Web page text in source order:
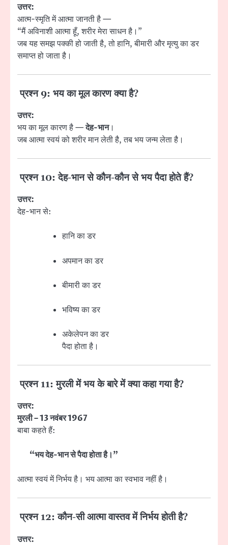
उत्तर:
आत्म-स्मृति में आत्मा जानती है —
“मैं अविनाशी आत्मा हूँ, शरीर मेरा साधन है।”
जब यह समझ पक्की हो जाती है, तो हानि, बीमारी और मृत्यु का डर
समाप्त हो जाता है।
प्रश्न 9: भय का मूल कारण क्या है?
उत्तर:
भय का मूल कारण है —देह-भान।
जब आत्मा स्वयं को शरीर मान लेती है, तब भय जन्म लेता है।
प्रश्न 10: देह-भान से कौन-कौन से भय पैदा होते हैं?
उत्तर:
देह-भान से:
हानि का डर
अपमान का डर
बीमारी का डर
भविष्य का डर
अकेलेपन का डर
पैदा होता है।
प्रश्न 11: मुरली में भय के बारे में क्या कहा गया है?
उत्तर:
मुरली – 13 नवंबर 1967
बाबा कहते हैं:
“भय देह-भान से पैदा होता है।”
आत्मा स्वयं में निर्भय है। भय आत्मा का स्वभाव नहीं है।
प्रश्न 12: कौन-सी आत्मा वास्तव में निर्भय होती है?
उत्तर: